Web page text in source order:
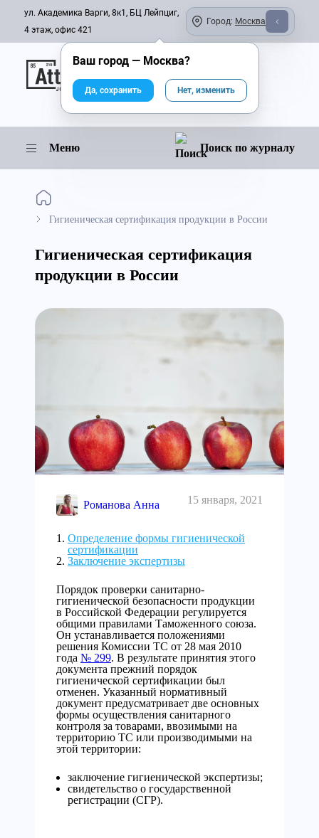
ул. Академика Варги, 8к1, БЦ Лейпциг,
4 этаж, офис 421
Город: Москва
Онлайн-журнал
Меню Поиск по журналу
Гигиеническая сертификация продукции в России
Гигиеническая сертификация
продукции в России
Романова Анна 15 января, 2021
Определение формы гигиенической
сертификации
Заключение экспертизы
Порядок проверки санитарно-
гигиенической безопасности продукции
в Российской Федерации регулируется
общими правилами Таможенного союза.
Он устанавливается положениями
решения Комиссии ТС от 28 мая 2010
года № 299. В результате принятия этого
документа прежний порядок
гигиенической сертификации был
отменен. Указанный нормативный
документ предусматривает две основных
формы осуществления санитарного
контроля за товарами, ввозимыми на
территорию ТС или производимыми на
этой территории:
заключение гигиенической экспертизы;
свидетельство о государственной
регистрации (СГР).
Ваш город — Москва?
Да, сохранить Нет, изменить